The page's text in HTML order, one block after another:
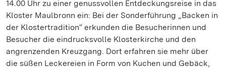
14.00 Uhr zu einer genussvollen Entdeckungsreise in das
Kloster Maulbronn ein: Bei der Sonderführung „Backen in
der Klostertradition“ erkunden die Besucherinnen und
Besucher die eindrucksvolle Klosterkirche und den
angrenzenden Kreuzgang. Dort erfahren sie mehr über
die süßen Leckereien in Form von Kuchen und Gebäck,